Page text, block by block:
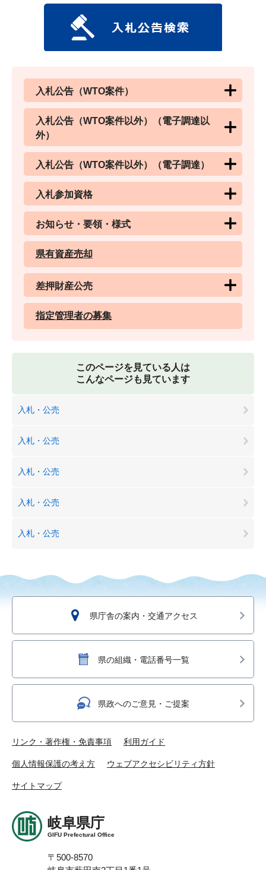
入札公告（WTO案件）
入札公告（WTO案件以外）（電子調達以
外）
入札公告（WTO案件以外）（電子調達）
入札参加資格
お知らせ・要領・様式
県有資産売却
差押財産公売
指定管理者の募集
このページを見ている人は
こんなページも見ています
入札・公売
入札・公売
入札・公売
入札・公売
入札・公売
県庁舎の案内・交通アクセス
県の組織・電話番号一覧
県政へのご意見・ご提案
リンク・著作権・免責事項 利用ガイド
個人情報保護の考え方 ウェブアクセシビリティ方針
サイトマップ
岐阜県庁
GIFU Prefectural Office
〒500-8570